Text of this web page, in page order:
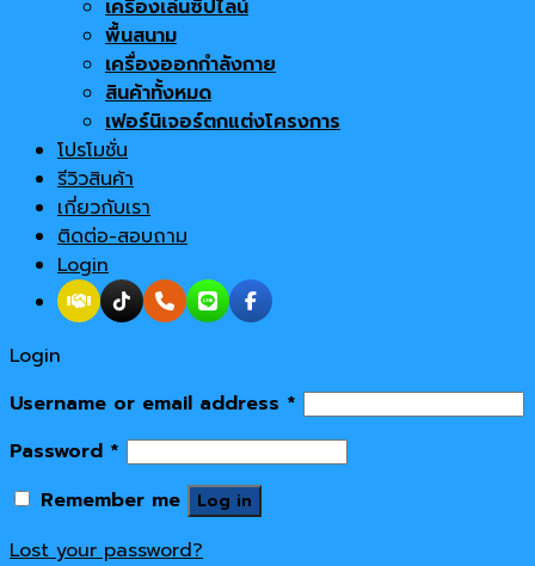
เครื่องเล่นซิปไลน์
พื้นสนาม
เครื่องออกกำลังกาย
สินค้าทั้งหมด
เฟอร์นิเจอร์ตกแต่งโครงการ
โปรโมชั่น
รีวิวสินค้า
เกี่ยวกับเรา
ติดต่อ-สอบถาม
Login
Login
Username or email address *
Password *
Remember me
Log in
Lost your password?